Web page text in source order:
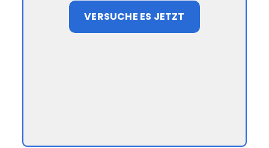
VERSUCHE ES JETZT